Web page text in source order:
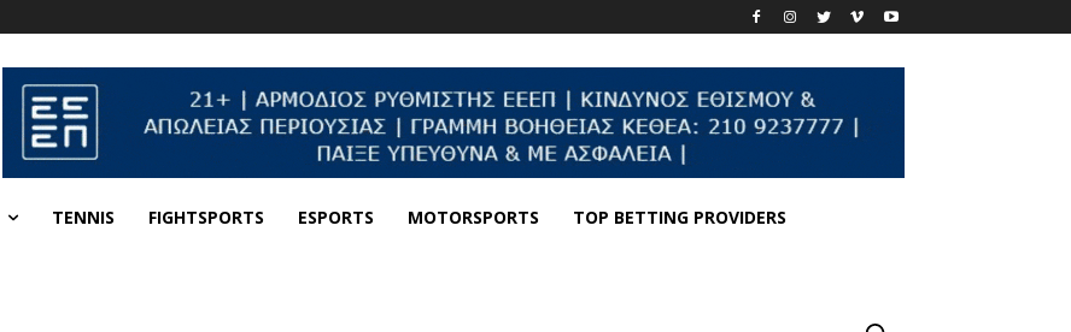
TENNIS FIGHTSPORTS ESPORTS MOTORSPORTS TOP BETTING PROVIDERS